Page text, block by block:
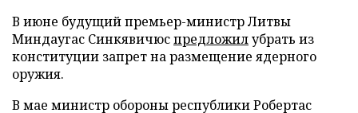
В июне будущий премьер-министр Литвы
Миндаугас Синкявичюспредложилубрать из
конституции запрет на размещение ядерного
оружия.
В мае министр обороны республики Робертас